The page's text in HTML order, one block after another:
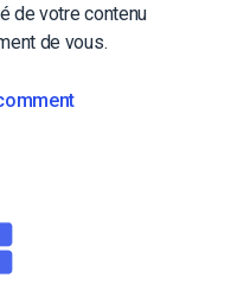
de votre contenu
de vous.